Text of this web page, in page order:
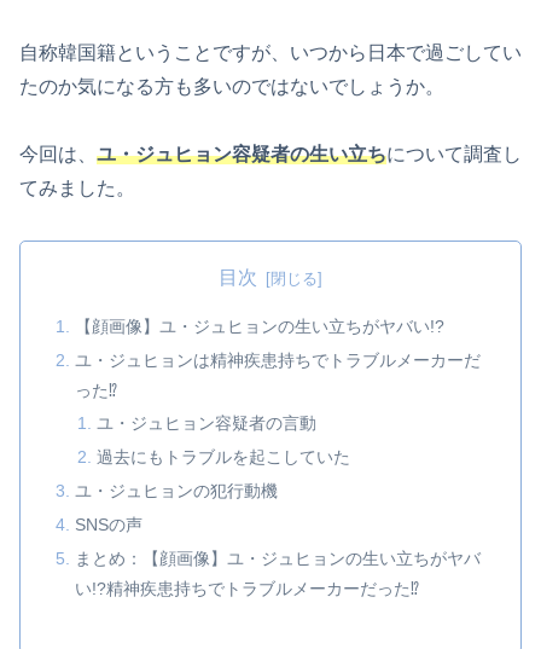
自称韓国籍ということですが、いつから日本で過ごしてい
たのか気になる方も多いのではないでしょうか。
今回は、 ユ・ジュヒョン容疑者の生い立ちについて調査し
てみました。
目次
【顔画像】ユ・ジュヒョンの生い立ちがヤバい!?
ユ・ジュヒョンは精神疾患持ちでトラブルメーカーだ
った⁉
ユ・ジュヒョン容疑者の言動
過去にもトラブルを起こしていた
ユ・ジュヒョンの犯行動機
SNSの声
まとめ：【顔画像】ユ・ジュヒョンの生い立ちがヤバ
い!?精神疾患持ちでトラブルメーカーだった⁉